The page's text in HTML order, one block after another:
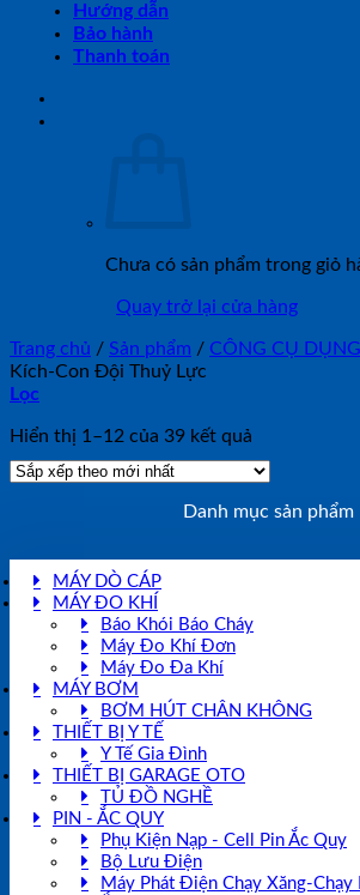
Hướng dẫn
Bảo hành
Thanh toán
Chưa có sản phẩm trong giỏ
Quay trở lại cửa hàng
Trang chủ / Sản phẩm / CÔNG CỤ
Kích-Con Đội Thuỷ Lực
Lọc
Hiển thị 1–12 của 39 kết quả
sắp
xếp
theo
mới
Danh mục sản phẩm
MÁY DÒ CÁP
MÁY ĐO KHÍ
Báo Khói Báo Cháy
Máy Đo Khí Đơn
Máy Đo Đa Khí
MÁY BƠM
BƠM HÚT CHÂN KHÔNG
THIẾT BỊ Y TẾ
Y Tế Gia Đình
THIẾT BỊ GARAGE OTO
TỦ ĐỒ NGHỀ
PIN - ẮC QUY
Phụ Kiện Nạp - Cell Pin Ắc Quy
Bộ Lưu Điện
Máy Phát Điện Chạy Xăng-Chạy